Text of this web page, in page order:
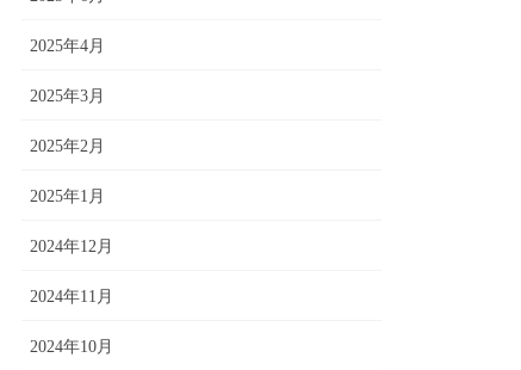
2025年4月
2025年3月
2025年2月
2025年1月
2024年12月
2024年11月
2024年10月